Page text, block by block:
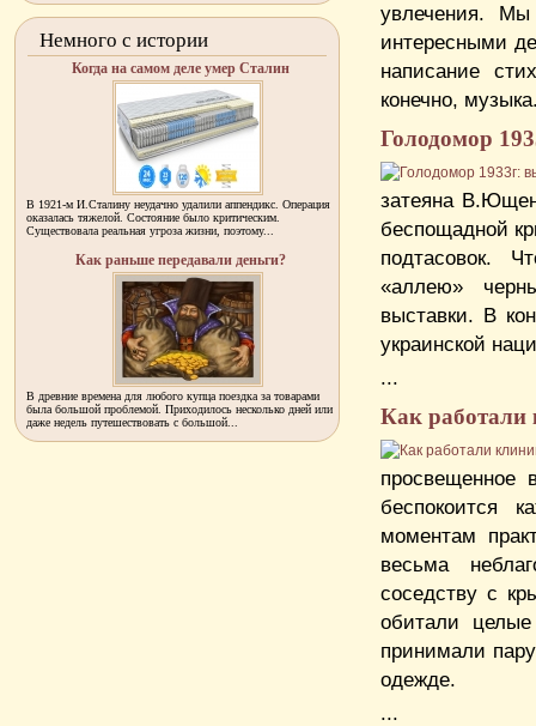
увлечения. Мы
интересными
написание
конечно,
Голодомор
затеяна
беспощадной
подтасовок.
«аллею»
выставки. В
украинской
...
Как работали
просвещенное
беспокоится
моментам
весьма
соседству с
обитали
принимали
одежде.
...
Немного с истории
Когда на самом деле умер Сталин
В 1921-м И.Сталину неудачно удалили аппендикс. Операция
оказалась тяжелой. Состояние было критическим.
Существовала реальная угроза жизни, поэтому...
Как раньше передавали деньги?
В древние времена для любого купца поездка за товарами
была большой проблемой. Приходилось несколько дней или
даже недель путешествовать с большой...